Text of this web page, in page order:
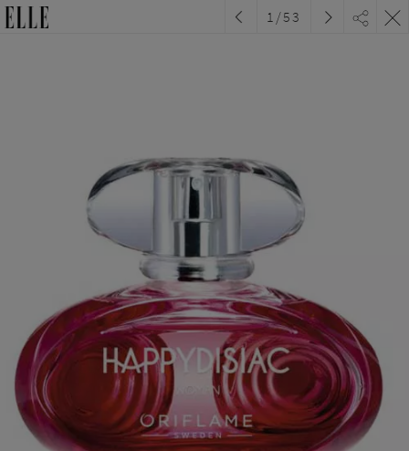
1 /53